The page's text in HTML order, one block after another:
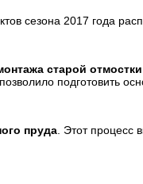
сезона 2017 года
старой отмостки
подготовить
пруда . Этот процесс